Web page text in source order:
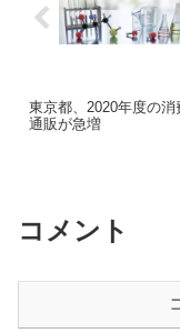
東京都、2020年度の
通販が急増
コメント